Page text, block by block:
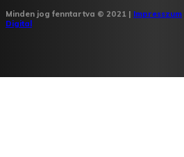
Minden jog fenntartva © 2021 | Impresszum
Digital